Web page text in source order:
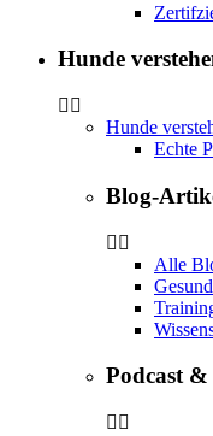
Hunde
Hunde
Echte
Blog-
Alle
Podcast &